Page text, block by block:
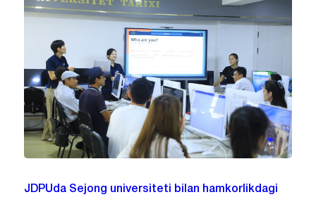
JDPUda Sejong universiteti bilan hamkorlikdagi